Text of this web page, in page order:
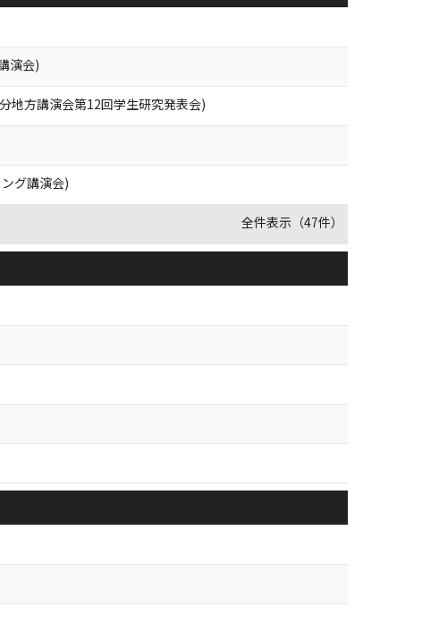
演会)
地方講演会第12回学生研究発表会)
グ講演会)
全件表示（47件）